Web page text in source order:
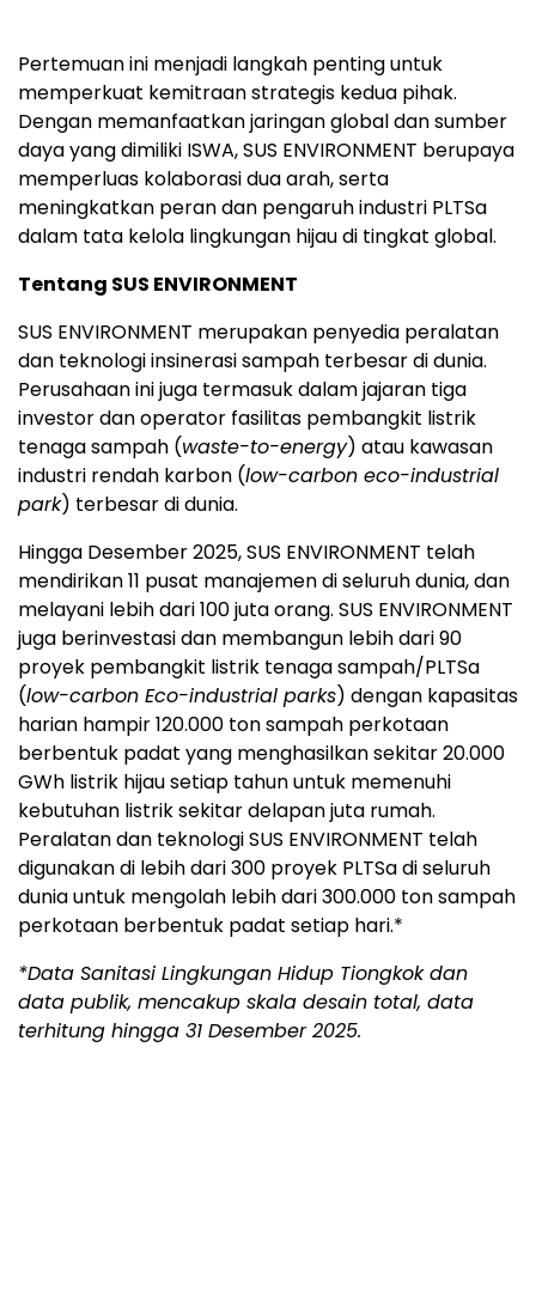
Pertemuan ini menjadi langkah penting untuk
memperkuat kemitraan strategis kedua pihak.
Dengan memanfaatkan jaringan global dan sumber
daya yang dimiliki ISWA, SUS ENVIRONMENT berupaya
memperluas kolaborasi dua arah, serta
meningkatkan peran dan pengaruh industri PLTSa
dalam tata kelola lingkungan hijau di tingkat global.
Tentang SUS ENVIRONMENT
SUS ENVIRONMENT merupakan penyedia peralatan
dan teknologi insinerasi sampah terbesar di dunia.
Perusahaan ini juga termasuk dalam jajaran tiga
investor dan operator fasilitas pembangkit listrik
tenaga sampah ( waste-to-energy
industri rendah karbon (
park) terbesar di dunia.
Hingga Desember 2025, SUS ENVIRONMENT telah
mendirikan 11 pusat manajemen di seluruh dunia, dan
melayani lebih dari 100 juta orang. SUS ENVIRONMENT
juga berinvestasi dan membangun lebih dari 90
proyek pembangkit listrik tenaga sampah/PLTSa
(low-carbon Eco-industrial parks) dengan kapasitas
harian hampir 120.000 ton sampah perkotaan
berbentuk padat yang menghasilkan sekitar 20.000
GWh listrik hijau setiap tahun untuk memenuhi
kebutuhan listrik sekitar delapan juta rumah.
Peralatan dan teknologi SUS ENVIRONMENT telah
digunakan di lebih dari 300 proyek PLTSa di seluruh
dunia untuk mengolah lebih dari 300.000 ton sampah
perkotaan berbentuk padat setiap hari.*
*Data Sanitasi Lingkungan Hidup Tiongkok dan
data publik, mencakup skala desain total, data